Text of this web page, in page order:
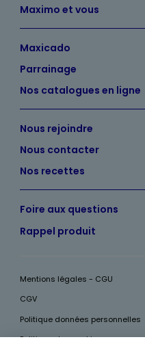
Maximo et vous
Maxicado
Parrainage
Nos catalogues en ligne
Nous rejoindre
Nous contacter
Nos recettes
Foire aux questions
Rappel produit
Mentions légales - CGU
CGV
Politique données personnelles
Politique des cookies